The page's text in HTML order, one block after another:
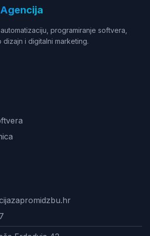
programiranje softvera,
i digitalni marketing.